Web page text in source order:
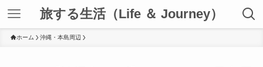
旅する生活（Life ＆ Journey）
ホーム 沖縄・本島周辺